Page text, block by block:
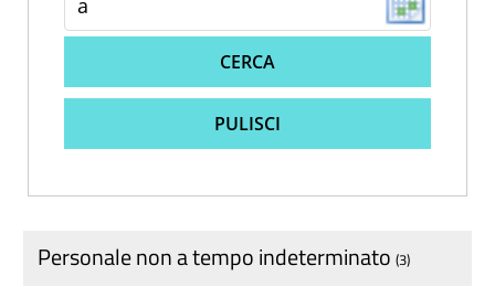
CERCA
PULISCI
Personale non a tempo indeterminato (3)